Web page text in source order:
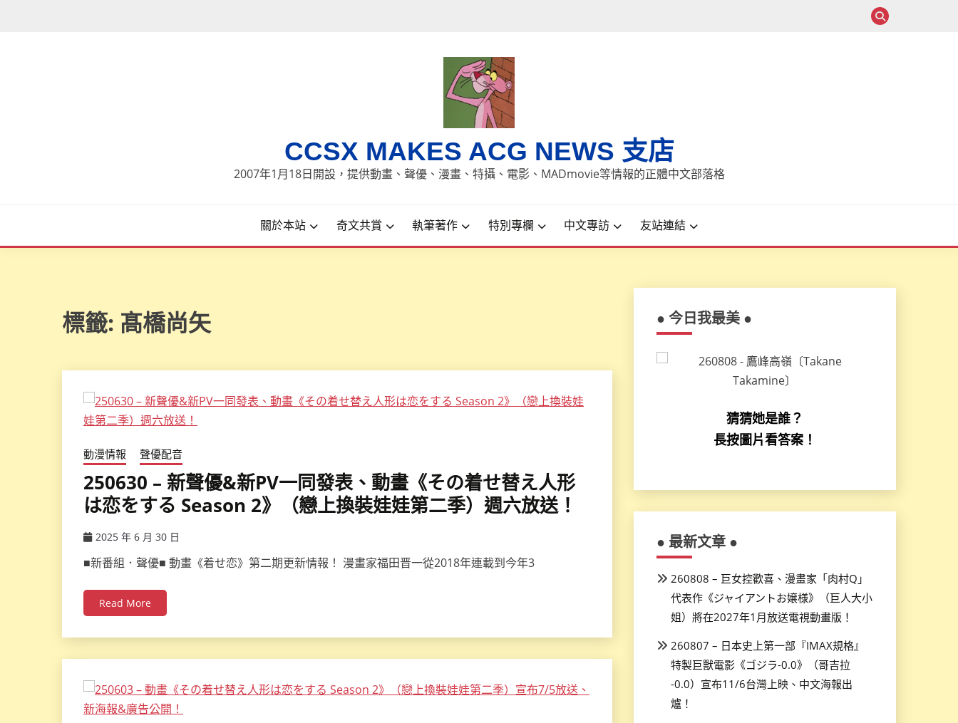
CCSX MAKES ACG NEWS 支店
2007年1月18日開設，提供動畫、聲優、漫畫、特攝、電影、MADmovie等情報的正體中文部落格
關於本站 奇文共賞 執筆著作 特別專欄 中文專訪 友站連結
標籤: 髙橋尚矢
動漫情報 聲優配音
250630 – 新聲優&新PV一同發表、動畫《その着せ替え人形
は恋をする Season 2》（戀上換裝娃娃第二季）週六放送！
2025 年 6 月 30 日
■新番組．聲優■ 動畫《着せ恋》第二期更新情報！ 漫畫家福田晋一從2018年連載到今年3
Read More
● 今日我最美 ●
猜猜她是誰？
長按圖片看答案！
● 最新文章 ●
260808 – 巨女控歡喜、漫畫家「肉村Q」
代表作《ジャイアントお嬢様》（巨人大小
姐）將在2027年1月放送電視動畫版！
260807 – 日本史上第一部『IMAX規格』
特製巨獸電影《ゴジラ-0.0》（哥吉拉
-0.0）宣布11/6台灣上映、中文海報出
爐！